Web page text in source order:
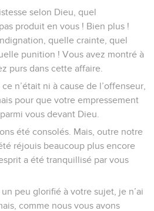
selon Dieu, quel
produit en vous ! Bien plus !
quelle crainte, quel
punition ! Vous avez montré à
purs dans cette affaire.
n’était ni à cause de l’offenseur,
pour que votre empressement
vous devant Dieu.
été consolés. Mais, outre notre
réjouis beaucoup plus encore
a été tranquillisé par vous
peu glorifié à votre sujet, je n’ai
comme nous vous avons